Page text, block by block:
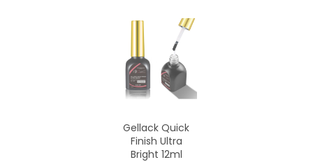
Gellack Quick
Finish Ultra
Bright 12ml